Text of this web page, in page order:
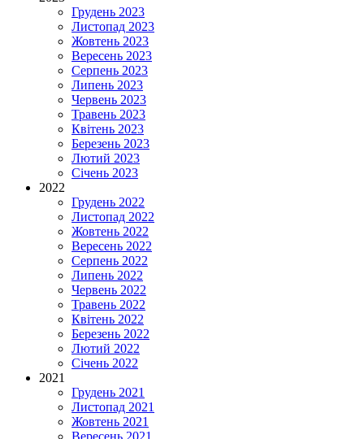
Грудень 2023
Листопад 2023
Жовтень 2023
Вересень 2023
Серпень 2023
Липень 2023
Червень 2023
Травень 2023
Квітень 2023
Березень 2023
Лютий 2023
Січень 2023
2022
Грудень 2022
Листопад 2022
Жовтень 2022
Вересень 2022
Серпень 2022
Липень 2022
Червень 2022
Травень 2022
Квітень 2022
Березень 2022
Лютий 2022
Січень 2022
2021
Грудень 2021
Листопад 2021
Жовтень 2021